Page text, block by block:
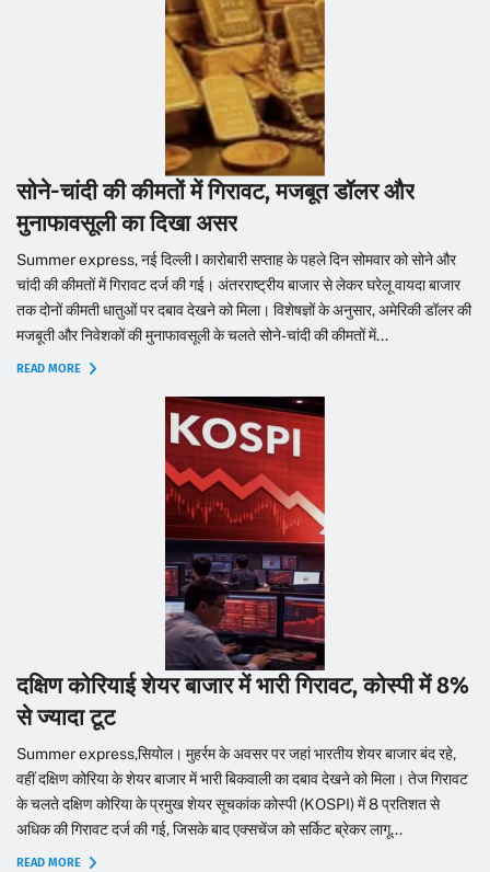
सोने-चांदी की कीमतों में गिरावट, मजबूत डॉलर और
मुनाफावसूली का दिखा असर
Summer express, नई दिल्ली I कारोबारी सप्ताह के पहले दिन सोमवार को सोने और
चांदी की कीमतों में गिरावट दर्ज की गई। अंतरराष्ट्रीय बाजार से लेकर घरेलू वायदा बाजार
तक दोनों कीमती धातुओं पर दबाव देखने को मिला। विशेषज्ञों के अनुसार, अमेरिकी डॉलर की
मजबूती और निवेशकों की मुनाफावसूली के चलते सोने-चांदी की कीमतों में...
READ MORE
दक्षिण कोरियाई शेयर बाजार में भारी गिरावट, कोस्पी में 8%
से ज्यादा टूट
Summer express,सियोल। मुहर्रम के अवसर पर जहां भारतीय शेयर बाजार बंद रहे,
वहीं दक्षिण कोरिया के शेयर बाजार में भारी बिकवाली का दबाव देखने को मिला। तेज गिरावट
के चलते दक्षिण कोरिया के प्रमुख शेयर सूचकांक कोस्पी (KOSPI) में 8 प्रतिशत से
अधिक की गिरावट दर्ज की गई, जिसके बाद एक्सचेंज को सर्किट ब्रेकर लागू...
READ MORE